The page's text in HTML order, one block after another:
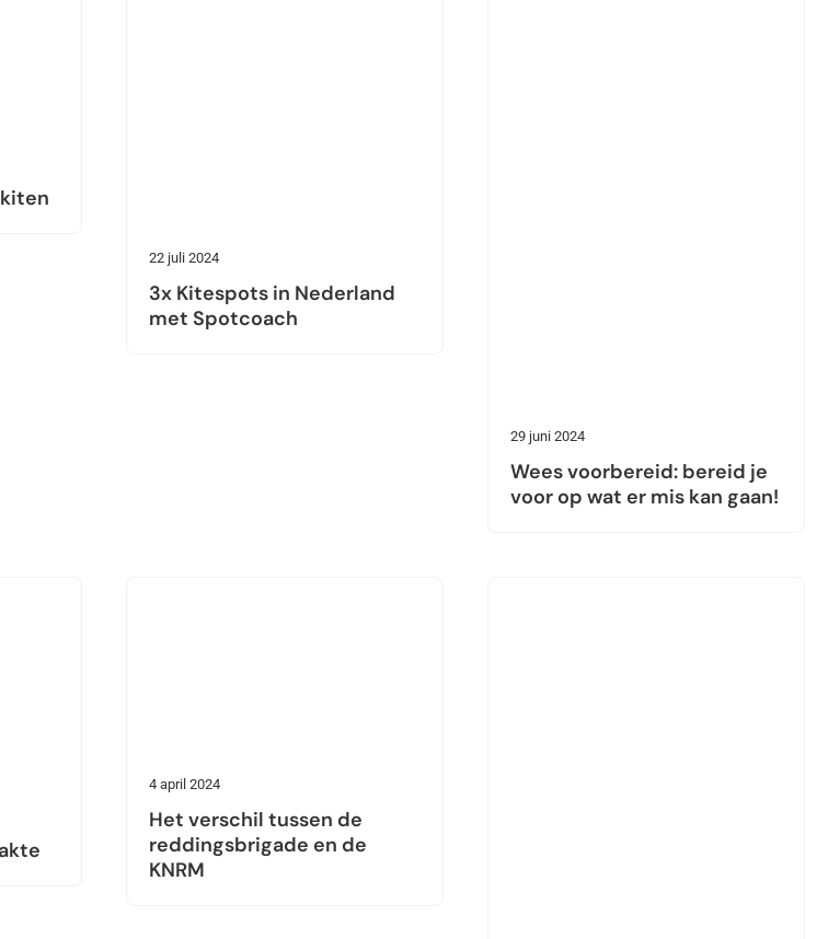
22 juli 2024
3x Kitespots in Nederland
met Spotcoach
29 juni 2024
Wees voorbereid: bereid je
voor op wat er mis kan gaan!
4 april 2024
Het verschil tussen de
reddingsbrigade en de
KNRM